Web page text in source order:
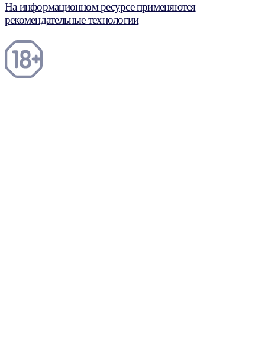
На информационном ресурсе применяются
рекомендательные технологии